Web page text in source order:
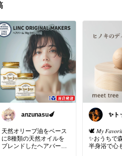
anzunasu🍆
天然オリーブ油をベース
に8種類の天然オイルを
ブレンドしたヘアバーム
✨ト
ト✨
🕊️ 𝑀𝑦
✨おうちで
半身浴で心